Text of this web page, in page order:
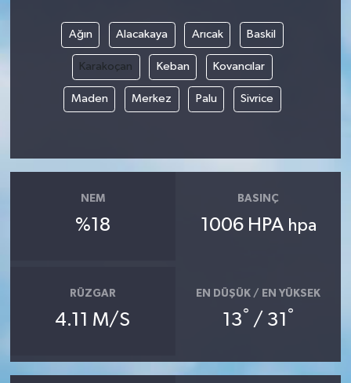
Ağın Alacakaya Arıcak Baskil
Karakoçan Keban Kovancılar
Maden Merkez Palu Sivrice
NEM
%18
BASINÇ
1006 HPA hpa
RÜZGAR
4.11 M/S
EN DÜŞÜK / EN YÜKSEK
13° / 31 °